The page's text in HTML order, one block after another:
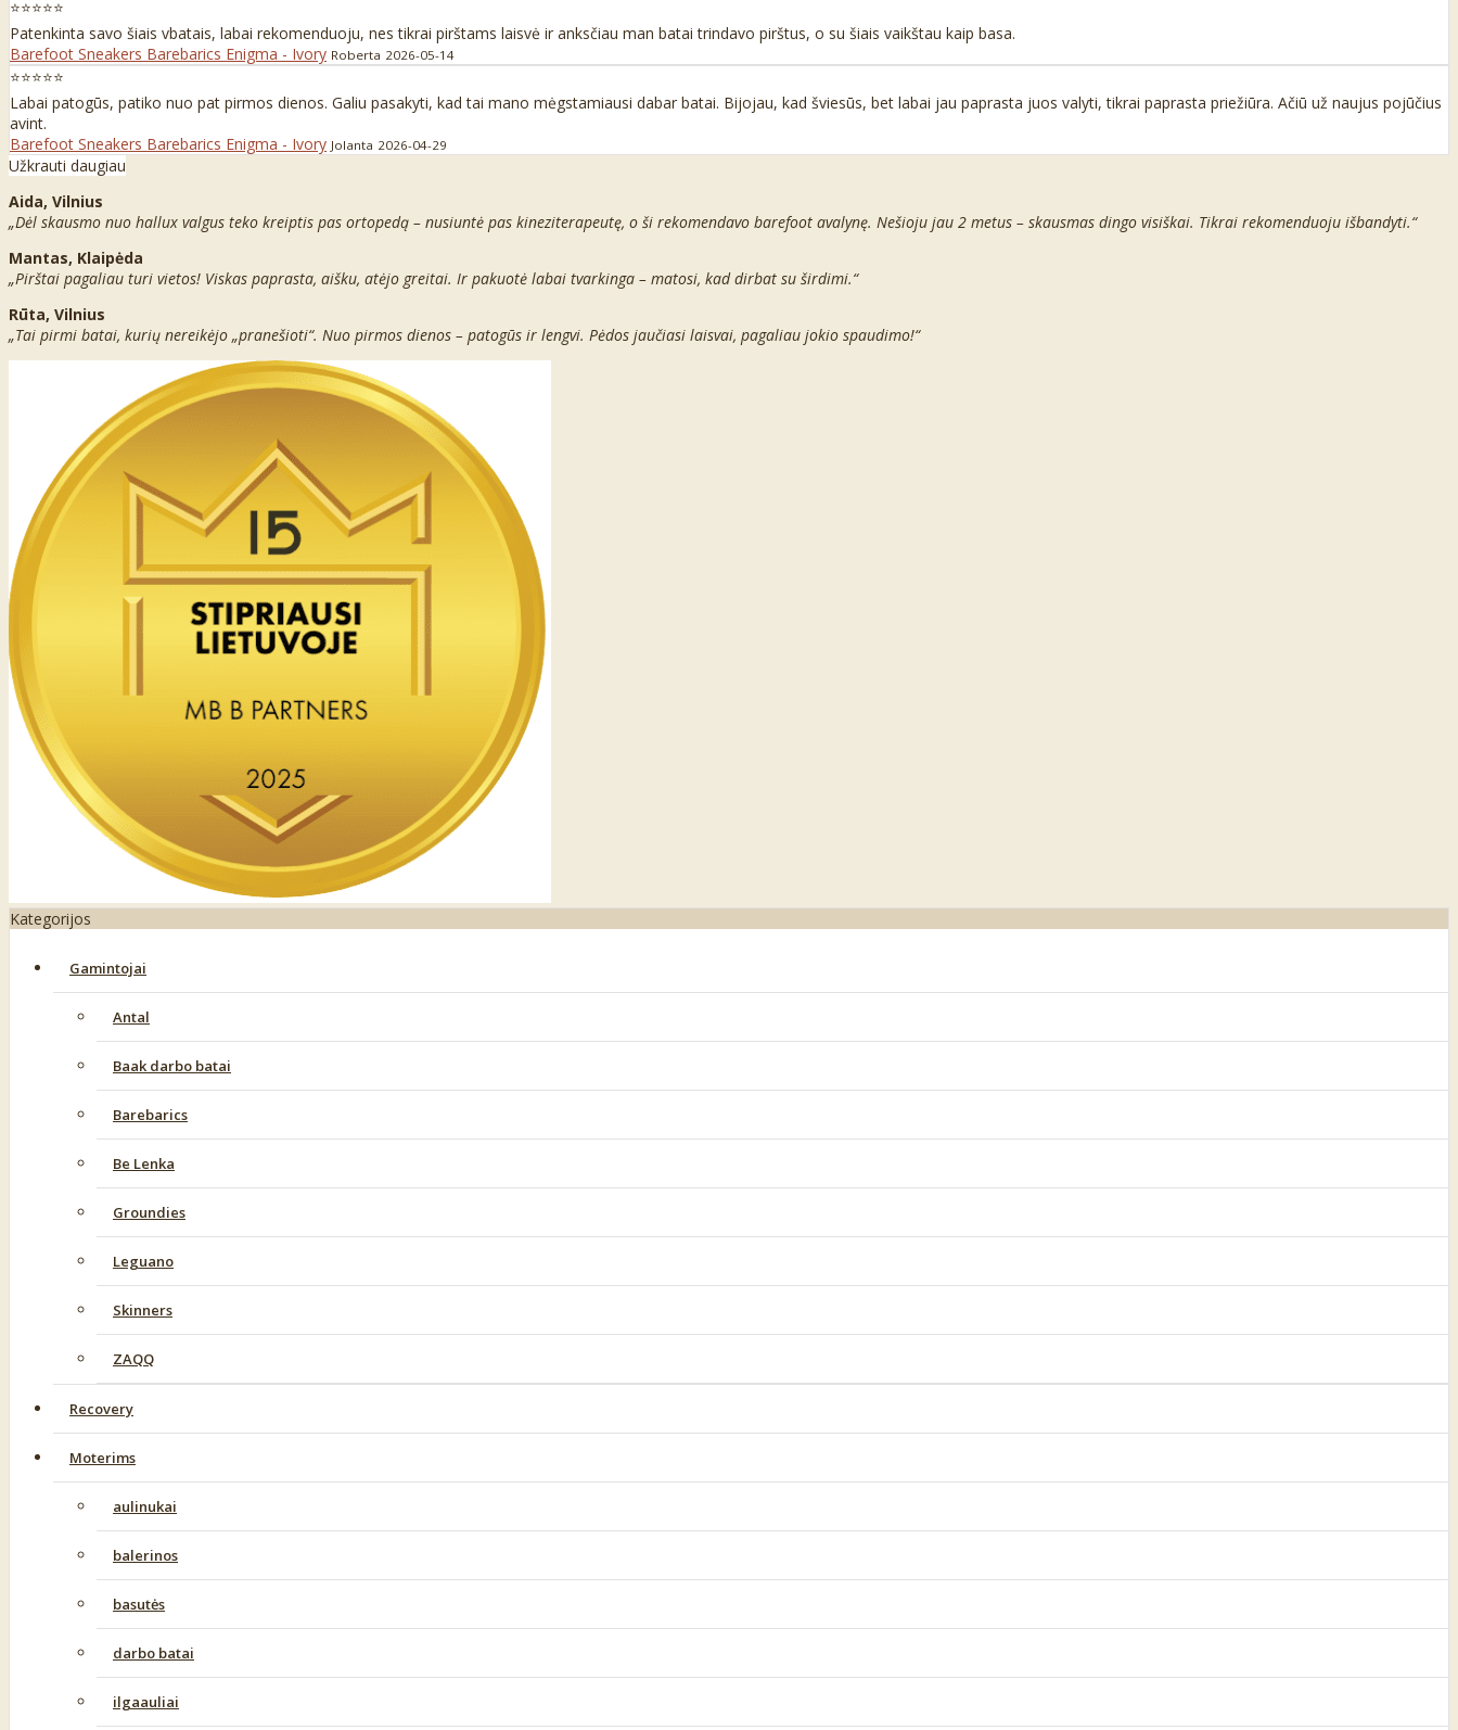
⭐⭐⭐⭐⭐
Patenkinta savo šiais vbatais, labai rekomenduoju, nes tikrai pirštams laisvė ir anksčiau man batai trindavo pirštus, o su šiais vaikštau kaip basa.
Barefoot Sneakers Barebarics Enigma - Ivory Roberta 2026-05-14
⭐⭐⭐⭐⭐
Labai patogūs, patiko nuo pat pirmos dienos. Galiu pasakyti, kad tai mano mėgstamiausi dabar batai. Bijojau, kad šviesūs, bet labai jau paprasta juos valyti, tikrai paprasta priežiūra. Ačiū už naujus pojūčius
avint.
Barefoot Sneakers Barebarics Enigma - Ivory Jolanta 2026-04-29
Užkrauti daugiau
Aida, Vilnius
„Dėl skausmo nuo hallux valgus teko kreiptis pas ortopedą – nusiuntė pas kineziterapeutę, o ši rekomendavo barefoot avalynę. Nešioju jau 2 metus – skausmas dingo visiškai. Tikrai rekomenduoju išbandyti.“
Mantas, Klaipėda
„Pirštai pagaliau turi vietos! Viskas paprasta, aišku, atėjo greitai. Ir pakuotė labai tvarkinga – matosi, kad dirbat su širdimi.“
Rūta, Vilnius
„Tai pirmi batai, kurių nereikėjo „pranešioti“. Nuo pirmos dienos – patogūs ir lengvi. Pėdos jaučiasi laisvai, pagaliau jokio spaudimo!“
Kategorijos
Gamintojai
Antal
Baak darbo batai
Barebarics
Be Lenka
Groundies
Leguano
Skinners
ZAQQ
Recovery
Moterims
aulinukai
balerinos
basutės
darbo batai
ilgaauliai